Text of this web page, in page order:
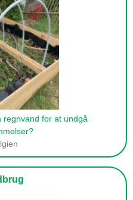
regnvand for at undgå